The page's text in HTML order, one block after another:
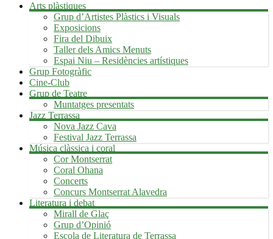
Arts plàstiques
Grup d’Artistes Plàstics i Visuals
Exposicions
Fira del Dibuix
Taller dels Amics Menuts
Espai Niu – Residències artístiques
Grup Fotogràfic
Cine-Club
Grup de Teatre
Muntatges presentats
Jazz Terrassa
Nova Jazz Cava
Festival Jazz Terrassa
Música clàssica i coral
Cor Montserrat
Coral Ohana
Concerts
Concurs Montserrat Alavedra
Literatura i debat
Mirall de Glaç
Grup d’Opinió
Escola de Literatura de Terrassa